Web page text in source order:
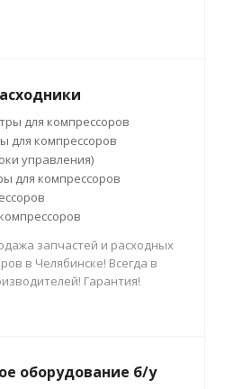
для компрессоров
для компрессоров
управления)
для компрессоров
запчастей и расходных
в Челябинске! Всегда в
Гарантия!
оборудование б/у